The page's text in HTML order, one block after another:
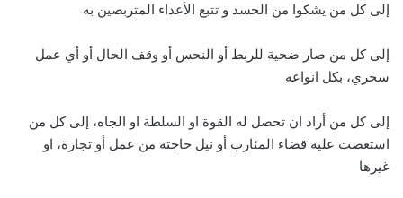
إلى كل من يشكوا من الحسد و تتبع الأعداء المتربصين به
إلى كل من صار ضحية للربط أو النحس أو وقف الحال أو أي عمل
سحري، بكل انواعه
إلى كل من أراد ان تحصل له القوة او السلطة او الجاه، إلى كل من
استعصت عليه قضاء المئارب أو نيل حاجته من عمل أو تجارة، او
غيرها